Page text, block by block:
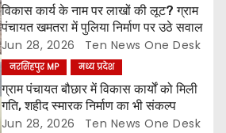
विकास कार्य के नाम पर लाखों की लूट? ग्राम
पंचायत खमतरा में पुलिया निर्माण पर उठे सवाल
Jun 28, 2026 Ten News One Desk
नरसिंहपुर MP मध्य प्रदेश
ग्राम पंचायत बौछार में विकास कार्यों को मिली
गति, शहीद स्मारक निर्माण का भी संकल्प
Jun 28, 2026 Ten News One Desk